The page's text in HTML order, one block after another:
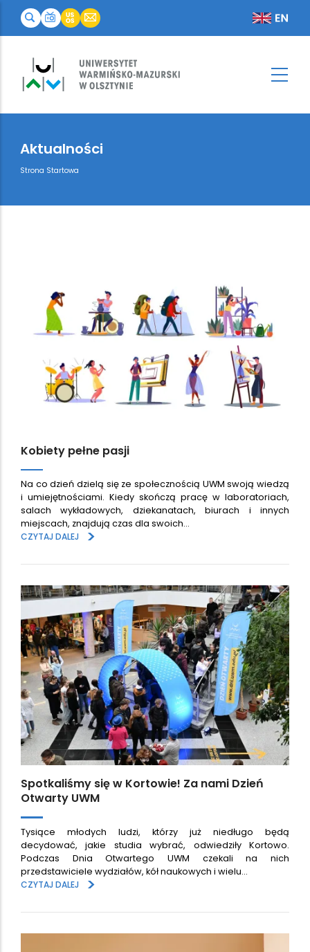
Aktualności
Breadcrumb
Strona Startowa
Kobiety pełne pasji
Na co dzień dzielą się ze społecznością UWM swoją wiedzą
i umiejętnościami. Kiedy skończą pracę w laboratoriach,
salach wykładowych, dziekanatach, biurach i innych
miejscach, znajdują czas dla swoich…
CZYTAJ DALEJ
>
Spotkaliśmy się w Kortowie! Za nami Dzień
Otwarty UWM
Tysiące młodych ludzi, którzy już niedługo będą
decydować, jakie studia wybrać, odwiedziły Kortowo.
Podczas Dnia Otwartego UWM czekali na nich
przedstawiciele wydziałów, kół naukowych i wielu…
CZYTAJ DALEJ
>